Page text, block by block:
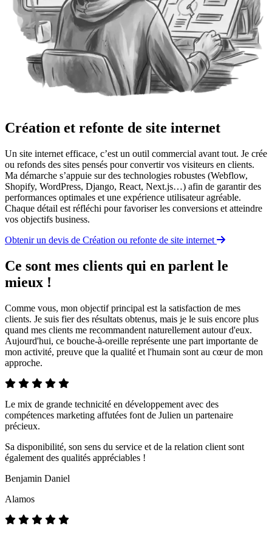
Création et refonte de site internet
Un site internet efficace, c’est un outil commercial avant tout. Je crée
ou refonds des sites pensés pour convertir vos visiteurs en clients.
Ma démarche s’appuie sur des technologies robustes (Webflow,
Shopify, WordPress, Django, React, Next.js…) afin de garantir des
performances optimales et une expérience utilisateur agréable.
Chaque détail est réfléchi pour favoriser les conversions et atteindre
vos objectifs business.
Obtenir un devis de Création ou refonte de site internet
Ce sont mes clients qui en parlent le
mieux !
Comme vous, mon objectif principal est la satisfaction de mes
clients. Je suis fier des résultats obtenus, mais je le suis encore plus
quand mes clients me recommandent naturellement autour d'eux.
Aujourd'hui, ce bouche-à-oreille représente une part importante de
mon activité, preuve que la qualité et l'humain sont au cœur de mon
approche.
Le mix de grande technicité en développement avec des
compétences marketing affutées font de Julien un partenaire
précieux.
Sa disponibilité, son sens du service et de la relation client sont
également des qualités appréciables !
Benjamin Daniel
Alamos